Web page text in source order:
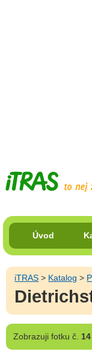
Úvod
iTRAS > Katalog >
Zobrazujifotku č. 14